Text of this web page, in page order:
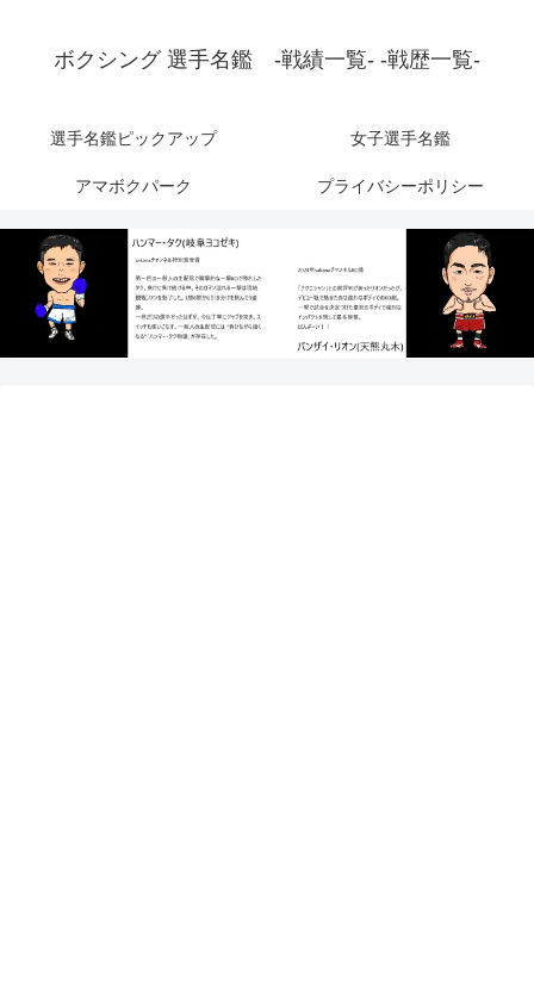
ボクシング 選手名鑑 -戦績一覧- -戦歴一覧-
選手名鑑ピックアップ 女子選手名鑑
アマボクパーク プライバシーポリシー